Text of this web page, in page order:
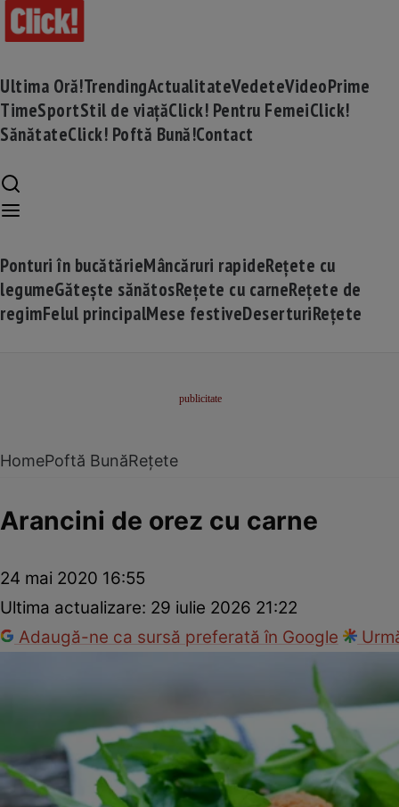
Ultima Oră!TrendingActualitateVedeteVideoPrime
TimeSportStil de viațăClick! Pentru FemeiClick!
SănătateClick! Poftă Bună!Contact
Ponturi în bucătărieMâncăruri rapideRețete cu
legumeGătește sănătosRețete cu carneRețete de
regimFelul principalMese festiveDeserturiRețete
HomePoftă BunăRețete
Arancini de orez cu carne
24 mai 2020 16:55
Ultima actualizare: 29 iulie 2026 21:22
Adaugă-ne ca sursă preferată în Google